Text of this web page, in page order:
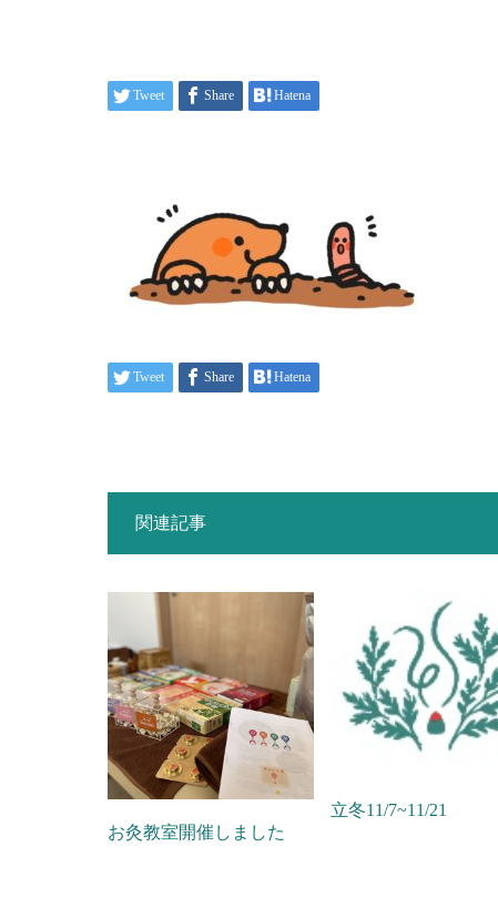
Tweet Share Hatena
Tweet Share Hatena
関連記事
お灸教室開催しました
立冬11/7~11/21